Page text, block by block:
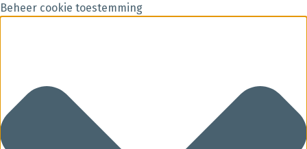
Beheer cookie toestemming